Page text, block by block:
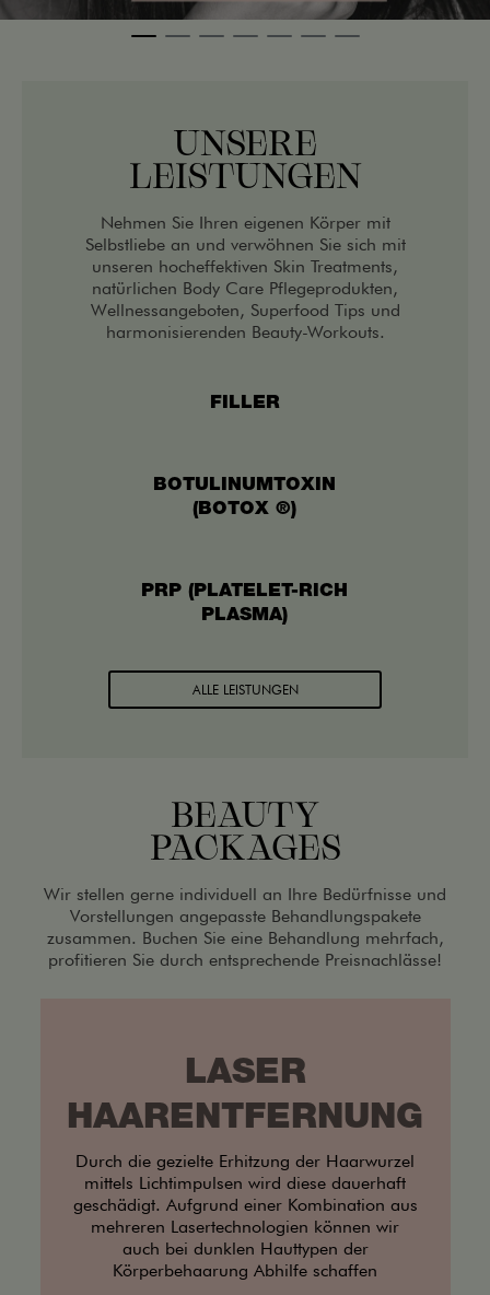
UNSERE
LEISTUNGEN
Nehmen Sie Ihren eigenen Körper mit
Selbstliebe an und verwöhnen Sie sich mit
unseren hocheffektiven Skin Treatments,
natürlichen Body Care Pflegeprodukten,
Wellnessangeboten, Superfood Tips und
harmonisierenden Beauty-Workouts.
FILLER
BOTULINUMTOXIN
(BOTOX ®)
PRP (PLATELET-RICH
PLASMA)
ALLE LEISTUNGEN
BEAUTY
PACKAGES
Wir stellen gerne individuell an Ihre Bedürfnisse und
Vorstellungen angepasste Behandlungspakete
zusammen. Buchen Sie eine Behandlung mehrfach,
profitieren Sie durch entsprechende Preisnachlässe!
LASER
HAARENTFERNUNG
Durch die gezielte Erhitzung der Haarwurzel
mittels Lichtimpulsen wird diese dauerhaft
geschädigt. Aufgrund einer Kombination aus
mehreren Lasertechnologien können wir
auch bei dunklen Hauttypen der
Körperbehaarung Abhilfe schaffen